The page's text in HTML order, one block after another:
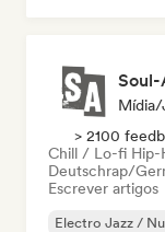
Mídia/
> 2100
Chill / Lo-fi Hip-
Deutschrap/
Escrever artigos
Electro Jazz /